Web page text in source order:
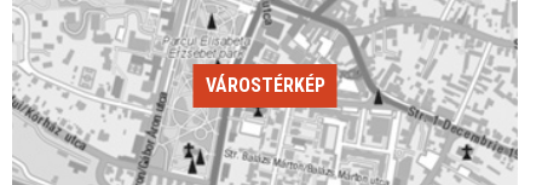
VÁROSTÉRKÉP